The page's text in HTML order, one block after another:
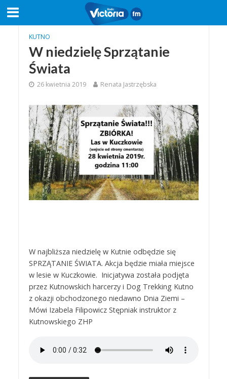
KUTNO
W niedzielę Sprzątanie
Świata
26 kwietnia 2019 Renata Jastrzębska
W najbliższa niedzielę w Kutnie odbędzie się
SPRZĄTANIE ŚWIATA. Akcja będzie miała miejsce
w lesie w Kuczkowie. Inicjatywa została podjęta
przez Kutnowskich harcerzy i Dog Trekking Kutno
z okazji obchodzonego niedawno Dnia Ziemi –
Mówi Izabela Filipowicz Stępniak instruktor z
Kutnowskiego ZHP